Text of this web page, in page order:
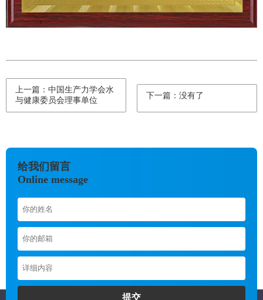
上一篇：中国生产力学会水
与健康委员会理事单位
下一篇：没有了
给我们留言
Online message
提交